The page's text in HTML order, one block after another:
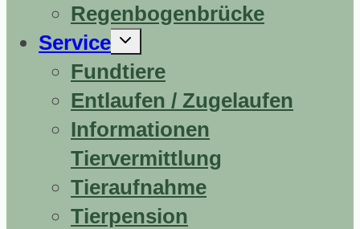
Regenbogenbrücke
Service
Untermenü
erweitern
Fundtiere
Entlaufen / Zugelaufen
Informationen
Tiervermittlung
Tieraufnahme
Tierpension